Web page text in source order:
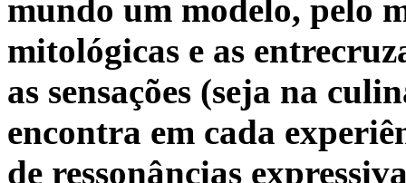
mundo um modelo, pelo
mitológicas e as
as sensações (seja na
encontra em cada
de ressonâncias